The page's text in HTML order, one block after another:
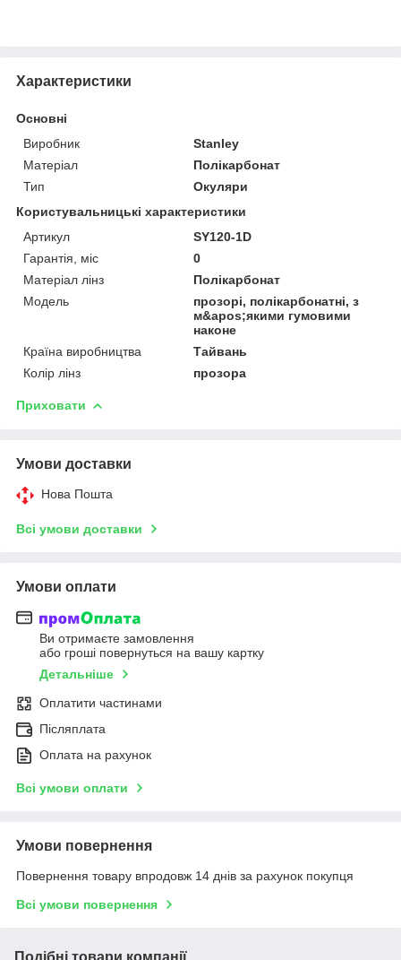
Характеристики
Основні
Виробник
Stanley
Матеріал
Полікарбонат
Тип
Окуляри
Користувальницькі характеристики
Артикул
SY120-1D
Гарантія, міс
0
Матеріал лінз
Полікарбонат
Мoдель
прозорі, полікарбонатні, з
м&apos;якими гумовими
наконе
Країна виробництва
Тайвань
Колір лінз
прозора
Приховати
Умови доставки
Нова Пошта
Всі умови доставки
Умови оплати
Ви отримаєте замовлення
або гроші повернуться на вашу картку
Детальніше
Оплатити частинами
Післяплата
Оплата на рахунок
Всі умови оплати
Умови повернення
Повернення товару впродовж 14 днів за рахунок покупця
Всі умови повернення